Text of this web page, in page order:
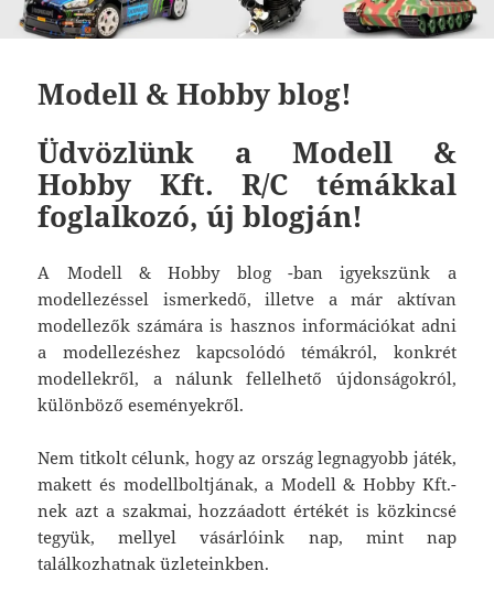
Modell & Hobby blog!
Üdvözlünk a Modell &
Hobby Kft. R/C témákkal
foglalkozó, új blogján!
A Modell & Hobby blog -ban igyekszünk a
modellezéssel ismerkedő, illetve a már aktívan
modellezők számára is hasznos információkat adni
a modellezéshez kapcsolódó témákról, konkrét
modellekről, a nálunk fellelhető újdonságokról,
különböző eseményekről.
Nem titkolt célunk, hogy az ország legnagyobb játék,
makett és modellboltjának, a Modell & Hobby Kft.-
nek azt a szakmai, hozzáadott értékét is közkincsé
tegyük, mellyel vásárlóink nap, mint nap
találkozhatnak üzleteinkben.